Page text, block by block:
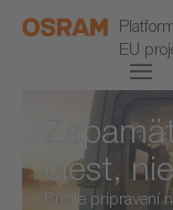
EU
ciest,
Buďte pripravení